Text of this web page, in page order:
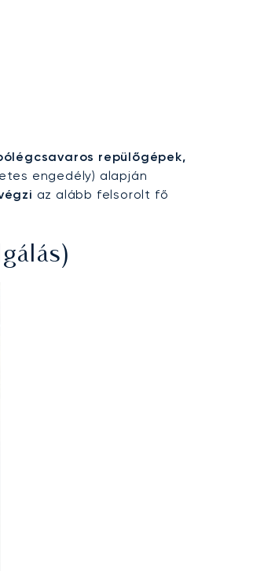
repülőgépek,
engedély) alapján
az alább felsorolt fő